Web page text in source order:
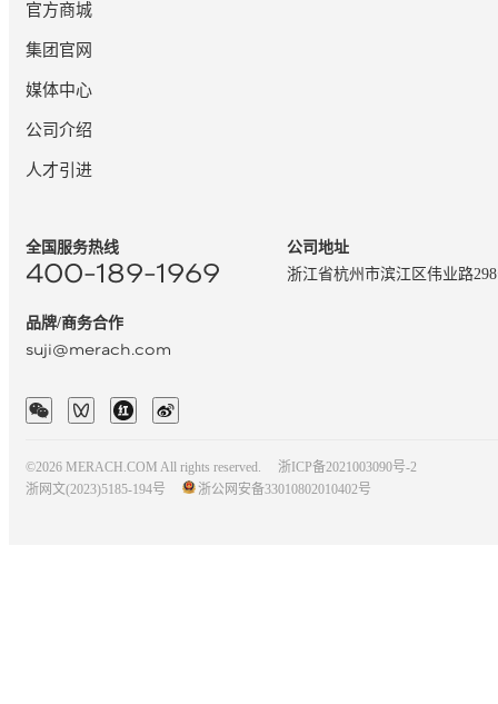
官方商城
集团官网
媒体中心
公司介绍
人才引进
全国服务热线
400-189-1969
品牌/商务合作
suji@merach.com
公司地址
浙江省杭州市滨江区伟业路
©2026 MERACH.COM All rights reserved.
浙ICP备2021003090号-2
浙网文(2023)5185-194号
浙公网安备33010802010402号